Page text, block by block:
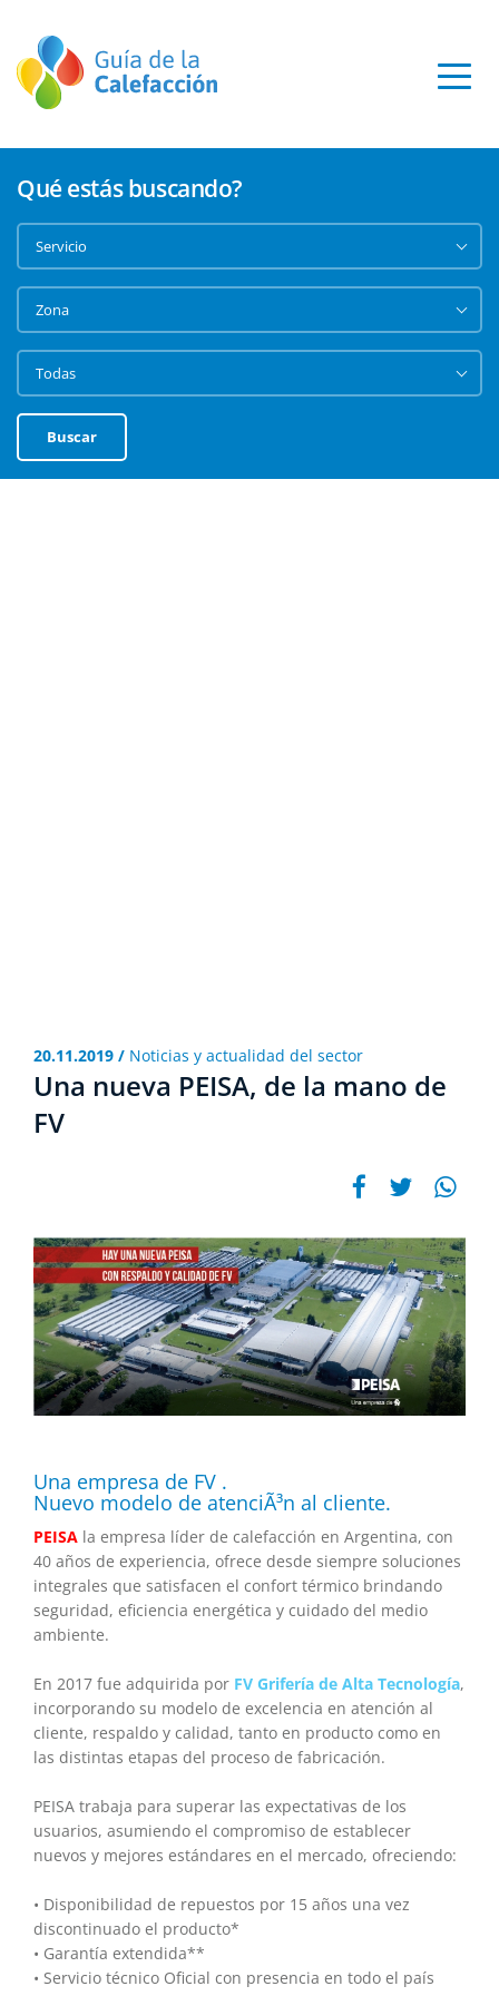
Qué estás buscando?
Buscar
20.11.2019 / Noticias y actualidad del sector
Una nueva PEISA, de la mano de
FV
Una empresa de FV .
Nuevo modelo de atenciÃ³n al cliente.
PEISA la empresa líder de calefacción en Argentina, con
40 años de experiencia, ofrece desde siempre soluciones
integrales que satisfacen el confort térmico brindando
seguridad, eficiencia energética y cuidado del medio
ambiente.
En 2017 fue adquirida por FV Grifería de Alta Tecnología,
incorporando su modelo de excelencia en atención al
cliente, respaldo y calidad, tanto en producto como en
las distintas etapas del proceso de fabricación.
PEISA trabaja para superar las expectativas de los
usuarios, asumiendo el compromiso de establecer
nuevos y mejores estándares en el mercado, ofreciendo:
• Disponibilidad de repuestos por 15 años una vez
discontinuado el producto*
• Garantía extendida**
• Servicio técnico Oficial con presencia en todo el país